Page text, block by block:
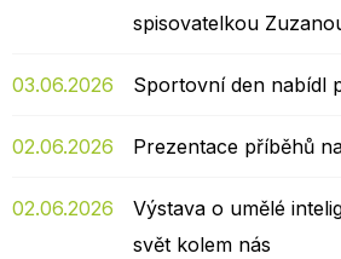
spisovatelkou
03.06.2026 Sportovní den nabídl
02.06.2026 Prezentace příběhů
02.06.2026
Výstava o umělé
svět kolem nás